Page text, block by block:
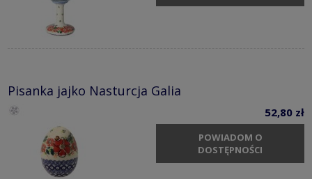
Pisanka jajko Nasturcja Galia
52,80 zł
POWIADOM O
DOSTĘPNOŚCI